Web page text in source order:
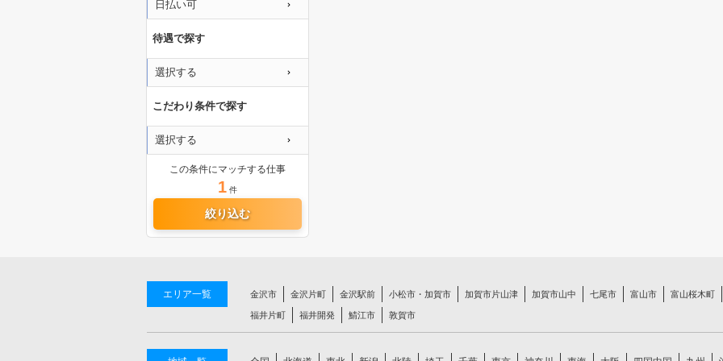
日払い可
待遇で探す
選択する
こだわり条件で探す
選択する
この条件にマッチする仕事
1 件
絞り込む
エリア一覧 金沢市 金沢片町 金沢駅前 小松市・加賀市 加賀市片山津 加賀市山中 七尾市 富山市 富山桜木町
福井片町 福井開発 鯖江市 敦賀市